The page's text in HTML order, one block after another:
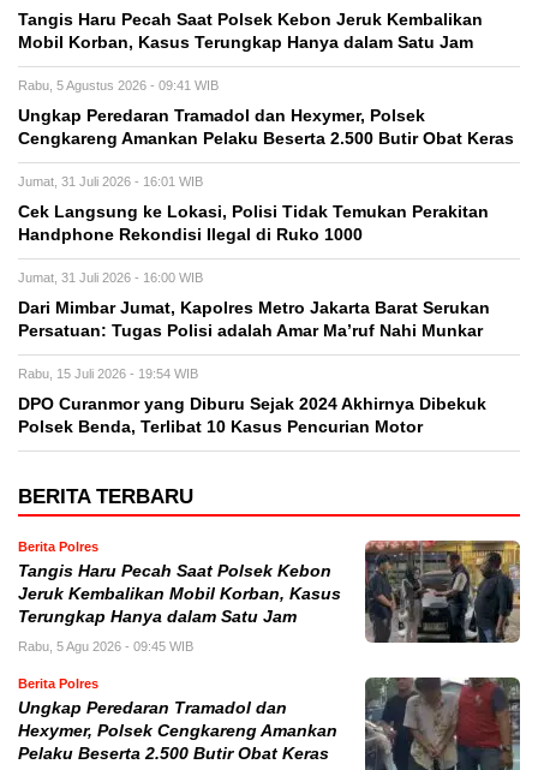
Tangis Haru Pecah Saat Polsek Kebon Jeruk Kembalikan
Mobil Korban, Kasus Terungkap Hanya dalam Satu Jam
Rabu, 5 Agustus 2026 - 09:41 WIB
Ungkap Peredaran Tramadol dan Hexymer, Polsek
Cengkareng Amankan Pelaku Beserta 2.500 Butir Obat Keras
Jumat, 31 Juli 2026 - 16:01 WIB
Cek Langsung ke Lokasi, Polisi Tidak Temukan Perakitan
Handphone Rekondisi Ilegal di Ruko 1000
Jumat, 31 Juli 2026 - 16:00 WIB
Dari Mimbar Jumat, Kapolres Metro Jakarta Barat Serukan
Persatuan: Tugas Polisi adalah Amar Ma’ruf Nahi Munkar
Rabu, 15 Juli 2026 - 19:54 WIB
DPO Curanmor yang Diburu Sejak 2024 Akhirnya Dibekuk
Polsek Benda, Terlibat 10 Kasus Pencurian Motor
BERITA TERBARU
Berita Polres
Tangis Haru Pecah Saat Polsek Kebon
Jeruk Kembalikan Mobil Korban, Kasus
Terungkap Hanya dalam Satu Jam
Rabu, 5 Agu 2026 - 09:45 WIB
Berita Polres
Ungkap Peredaran Tramadol dan
Hexymer, Polsek Cengkareng Amankan
Pelaku Beserta 2.500 Butir Obat Keras